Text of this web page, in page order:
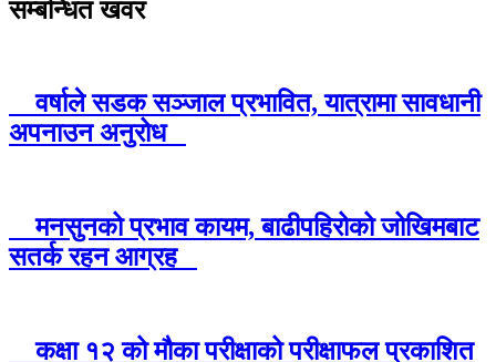
सम्बन्धित खवर
वर्षाले सडक सञ्जाल प्रभावित, यात्रामा सावधानी
अपनाउन अनुरोध
मनसुनको प्रभाव कायम, बाढीपहिरोको जोखिमबाट
सतर्क रहन आग्रह
कक्षा १२ को मौका परीक्षाको परीक्षाफल प्रकाशित